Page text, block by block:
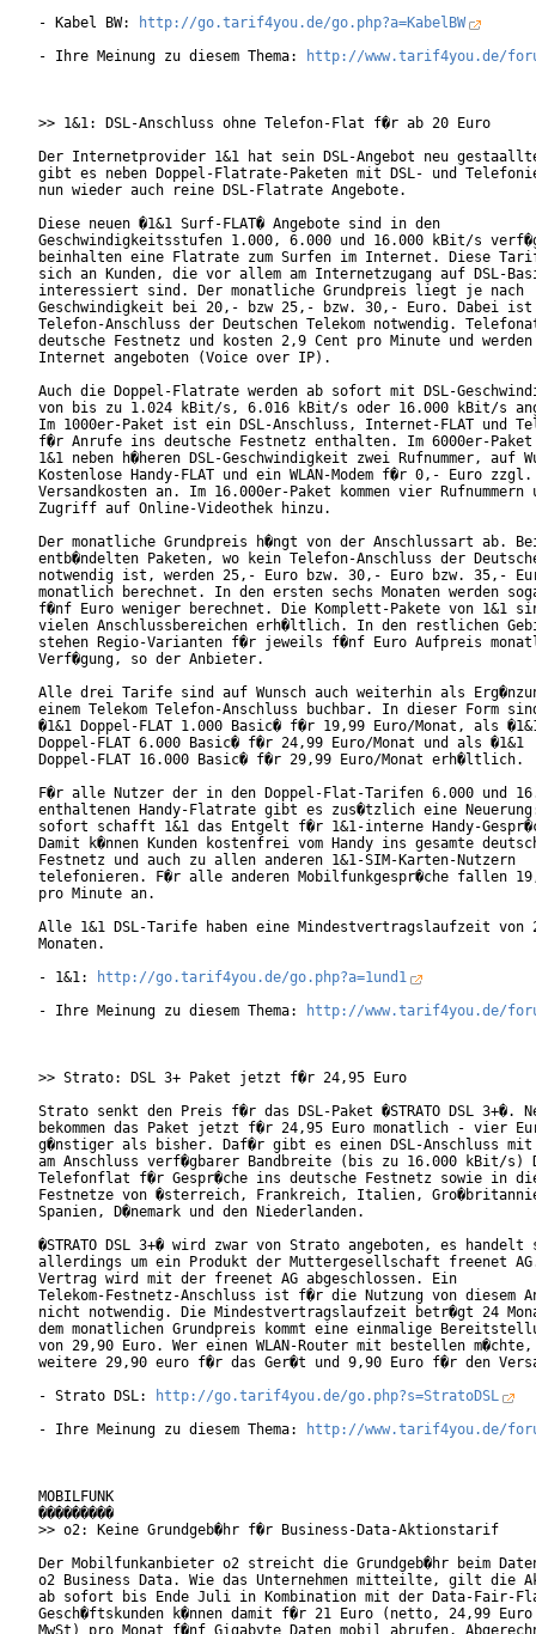
- Kabel BW:
http://go.tarif4you.de/go.php?a=KabelBW
- Ihre Meinung zu diesem Thema:
http://www.tarif4you.de/
>> 1&1: DSL-Anschluss ohne Telefon-Flat f�r ab 20 Euro
Der Internetprovider 1&1 hat sein DSL-Angebot neu
gibt es neben Doppel-Flatrate-Paketen mit DSL- und
nun wieder auch reine DSL-Flatrate Angebote.
Diese neuen �1&1 Surf-FLAT� Angebote sind in den
Geschwindigkeitsstufen 1.000, 6.000 und 16.000 kBit/s
beinhalten eine Flatrate zum Surfen im Internet. Diese
sich an Kunden, die vor allem am Internetzugang auf DSL-
interessiert sind. Der monatliche Grundpreis liegt je nach
Geschwindigkeit bei 20,- bzw 25,- bzw. 30,- Euro. Dabei
Telefon-Anschluss der Deutschen Telekom notwendig.
deutsche Festnetz und kosten 2,9 Cent pro Minute und
Internet angeboten (Voice over IP).
Auch die Doppel-Flatrate werden ab sofort mit DSL-
von bis zu 1.024 kBit/s, 6.016 kBit/s oder 16.000 kBit/s
Im 1000er-Paket ist ein DSL-Anschluss, Internet-FLAT und
f�r Anrufe ins deutsche Festnetz enthalten. Im 6000er-
1&1 neben h�heren DSL-Geschwindigkeit zwei Rufnummer, auf
Kostenlose Handy-FLAT und ein WLAN-Modem f�r 0,- Euro zzgl.
Versandkosten an. Im 16.000er-Paket kommen vier Rufnummern
Zugriff auf Online-Videothek hinzu.
Der monatliche Grundpreis h�ngt von der Anschlussart ab.
entb�ndelten Paketen, wo kein Telefon-Anschluss der
notwendig ist, werden 25,- Euro bzw. 30,- Euro bzw. 35,-
monatlich berechnet. In den ersten sechs Monaten werden
f�nf Euro weniger berechnet. Die Komplett-Pakete von 1&1
vielen Anschlussbereichen erh�ltlich. In den restlichen
stehen Regio-Varianten f�r jeweils f�nf Euro Aufpreis
Verf�gung, so der Anbieter.
Alle drei Tarife sind auf Wunsch auch weiterhin als
einem Telekom Telefon-Anschluss buchbar. In dieser Form
�1&1 Doppel-FLAT 1.000 Basic� f�r 19,99 Euro/Monat, als
Doppel-FLAT 6.000 Basic� f�r 24,99 Euro/Monat und als �1&1
Doppel-FLAT 16.000 Basic� f�r 29,99 Euro/Monat
F�r alle Nutzer der in den Doppel-Flat-Tarifen 6.000 und
enthaltenen Handy-Flatrate gibt es zus�tzlich eine
sofort schafft 1&1 das Entgelt f�r 1&1-interne Handy-
Damit k�nnen Kunden kostenfrei vom Handy ins gesamte
Festnetz und auch zu allen anderen 1&1-SIM-Karten-Nutzern
telefonieren. F�r alle anderen Mobilfunkgespr�che fallen
pro Minute an.
Alle 1&1 DSL-Tarife haben eine Mindestvertragslaufzeit von
Monaten.
- 1&1:
http://go.tarif4you.de/go.php?a=1und1
- Ihre Meinung zu diesem Thema:
http://www.tarif4you.de/
>> Strato: DSL 3+ Paket jetzt f�r 24,95 Euro
Strato senkt den Preis f�r das DSL-Paket �STRATO DSL 3+�.
bekommen das Paket jetzt f�r 24,95 Euro monatlich - vier
g�nstiger als bisher. Daf�r gibt es einen DSL-Anschluss mit
am Anschluss verf�gbarer Bandbreite (bis zu 16.000 kBit/s)
Telefonflat f�r Gespr�che ins deutsche Festnetz sowie in
Festnetze von �sterreich, Frankreich, Italien,
Spanien, D�nemark und den Niederlanden.
�STRATO DSL 3+� wird zwar von Strato angeboten, es
allerdings um ein Produkt der Muttergesellschaft freenet
Vertrag wird mit der freenet AG abgeschlossen. Ein
Telekom-Festnetz-Anschluss ist f�r die Nutzung von diesem
nicht notwendig. Die Mindestvertragslaufzeit betr�gt 24
dem monatlichen Grundpreis kommt eine einmalige
von 29,90 Euro. Wer einen WLAN-Router mit bestellen
weitere 29,90 euro f�r das Ger�t und 9,90 Euro f�r
- Strato DSL:
http://go.tarif4you.de/go.php?s=StratoDSL
- Ihre Meinung zu diesem Thema:
http://www.tarif4you.de/
MOBILFUNK
���������
>> o2: Keine Grundgeb�hr f�r Business-Data-Aktionstarif
Der Mobilfunkanbieter o2 streicht die Grundgeb�hr beim
o2 Business Data. Wie das Unternehmen mitteilte, gilt die
ab sofort bis Ende Juli in Kombination mit der Data-Fair-
Gesch�ftskunden k�nnen damit f�r 21 Euro (netto, 24,99
MwSt) pro Monat f�nf Gigabyte Daten mobil abrufen.